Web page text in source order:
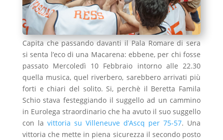
Capita che passando davanti il Pala Romare di sera
si senta l’eco di una Macarena: ebbene, per chi fosse
passato Mercoledì 10 Febbraio intorno alle 22.30
quella musica, quel riverbero, sarebbero arrivati più
forti e chiari del solito. Si, perchè il Beretta Famila
Schio stava festeggiando il suggello ad un cammino
in Eurolega straordinario che ha avuto il suo suggello
con la vittoria su Villeneuve d’Ascq per 75-57. Una
vittoria che mette in piena sicurezza il secondo posto